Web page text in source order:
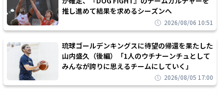
推し進めて結果を求めるシーズンへ
2026/08/06 10:51
琉球ゴールデンキングスに待望の帰還を果たした
山内盛久（後編）「1人のウチナーンチュとして
みんなが誇りに思えるチームにしていく」
2026/08/05 17:00